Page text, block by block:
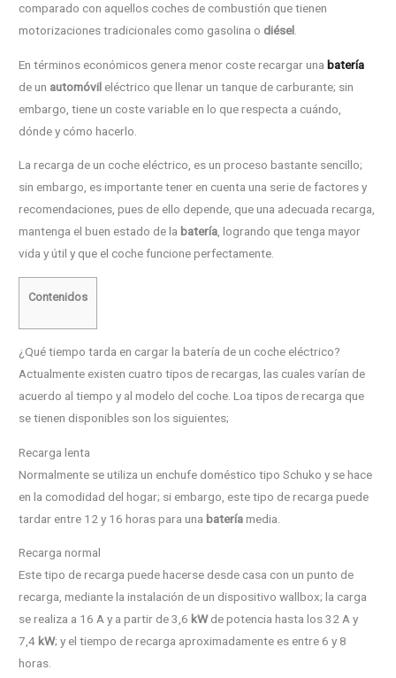
comparado con aquellos coches de combustión que tienen
motorizaciones tradicionales como gasolina o diésel
En términos económicos genera menor coste recargar unabatería
de un automóvil eléctrico que llenar un tanque de carburante; sin
embargo, tiene un coste variable en lo que respecta a cuándo,
dónde y cómo hacerlo.
La recarga de un coche eléctrico, es un proceso bastante sencillo;
sin embargo, es importante tener en cuenta una serie de factores y
recomendaciones, pues de ello depende, que una adecuada recarga,
mantenga el buen estado de la batería, logrando que tenga mayor
vida y útil y que el coche funcione perfectamente.
Contenidos
¿Qué tiempo tarda en cargar la batería de un coche eléctrico?
Actualmente existen cuatro tipos de recargas, las cuales varían de
acuerdo al tiempo y al modelo del coche. Loa tipos de recarga que
se tienen disponibles son los siguientes;
Recarga lenta
Normalmente se utiliza un enchufe doméstico tipo Schuko y se hace
en la comodidad del hogar; si embargo, este tipo de recarga puede
tardar entre 12 y 16 horas para unabateríamedia.
Recarga normal
Este tipo de recarga puede hacerse desde casa con un punto de
recarga, mediante la instalación de un dispositivo wallbox; la carga
se realiza a 16 A y a partir de 3,6 kWde potencia hasta los 32 A y
7,4 kW; y el tiempo de recarga aproximadamente es entre 6 y 8
horas.